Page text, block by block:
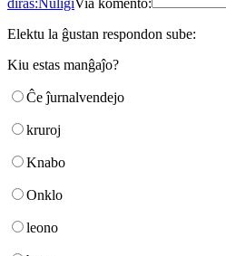
Elektu la ĝustan respondon sube:
Kiu estas manĝaĵo?
Ĉe ĵurnalvendejo
kruroj
Knabo
Onklo
leono